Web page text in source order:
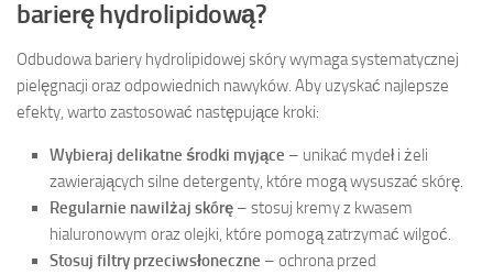
barierę hydrolipidową?
Odbudowa bariery hydrolipidowej skóry wymaga systematycznej
pielęgnacji oraz odpowiednich nawyków. Aby uzyskać najlepsze
efekty, warto zastosować następujące kroki:
Wybieraj delikatne środki myjące – unikać mydeł i żeli
zawierających silne detergenty, które mogą wysuszać skórę.
Regularnie nawilżaj skórę – stosuj kremy z kwasem
hialuronowym oraz olejki, które pomogą zatrzymać wilgoć.
Stosuj filtry przeciwsłoneczne – ochrona przed